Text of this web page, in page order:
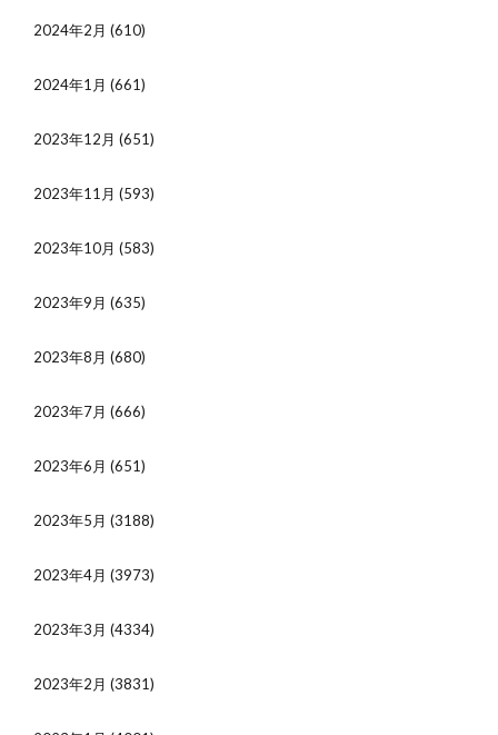
2024年2月 (610)
2024年1月 (661)
2023年12月 (651)
2023年11月 (593)
2023年10月 (583)
2023年9月 (635)
2023年8月 (680)
2023年7月 (666)
2023年6月 (651)
2023年5月 (3188)
2023年4月 (3973)
2023年3月 (4334)
2023年2月 (3831)